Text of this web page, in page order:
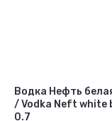
Водка Нефть
/ Vodka Neft white
0.7